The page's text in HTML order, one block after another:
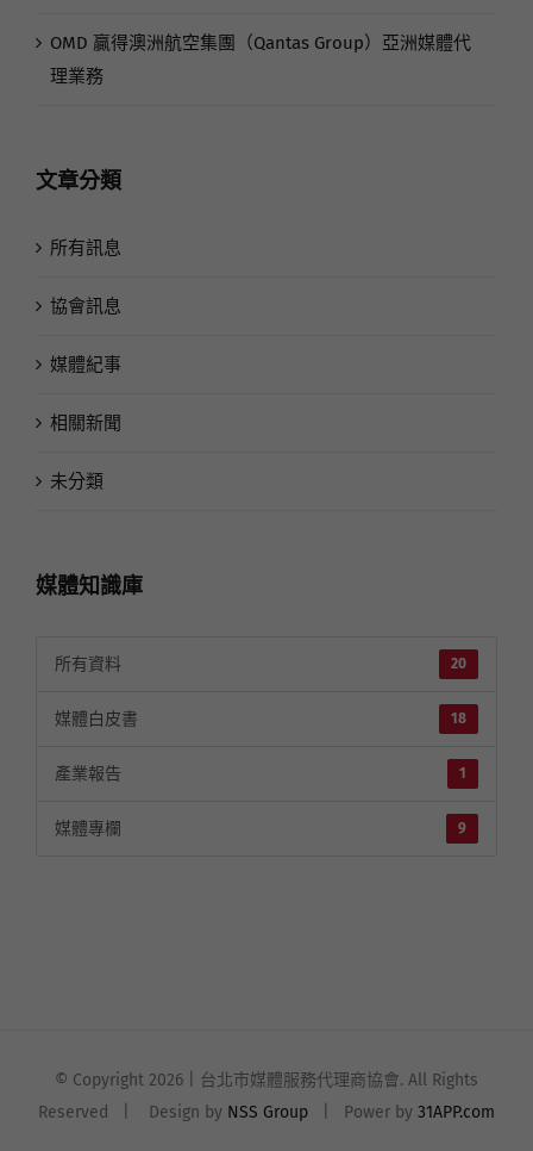
OMD 贏得澳洲航空集團（Qantas Group）亞洲媒體代
理業務
文章分類
所有訊息
協會訊息
媒體紀事
相關新聞
未分類
媒體知識庫
20
所有資料
18
媒體白皮書
1
產業報告
9
媒體專欄
© Copyright 2026 | 台北市媒體服務代理商協會. All Rights
Reserved | Design by NSS Group | Power by 31APP.com